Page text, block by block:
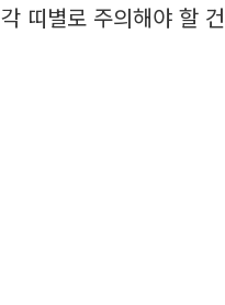
띠별로 주의해야 할